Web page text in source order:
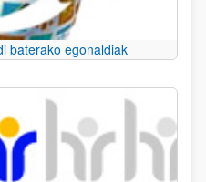
baterako egonaldiak